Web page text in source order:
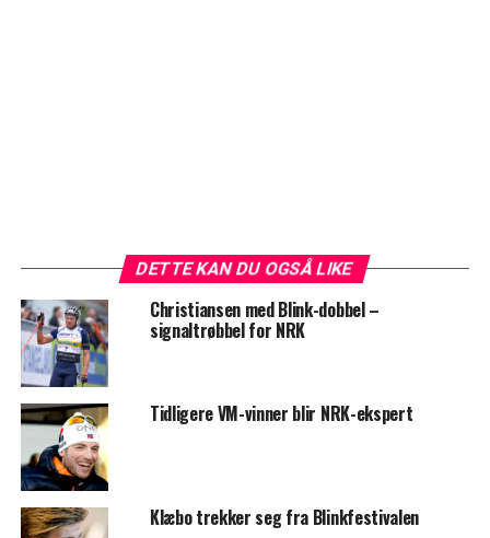
DETTE KAN DU OGSÅ LIKE
Christiansen med Blink-dobbel –
signaltrøbbel for NRK
Tidligere VM-vinner blir NRK-ekspert
Klæbo trekker seg fra Blinkfestivalen